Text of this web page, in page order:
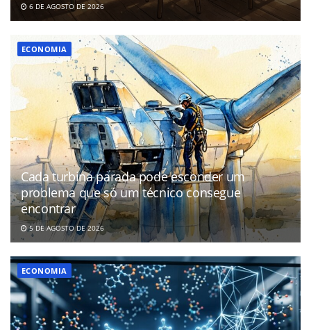
6 DE AGOSTO DE 2026
ECONOMIA
Cada turbina parada pode esconder um
problema que só um técnico consegue
encontrar
5 DE AGOSTO DE 2026
ECONOMIA